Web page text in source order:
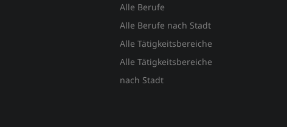
Alle Berufe
Alle Berufe nach Stadt
Alle Tätigkeitsbereiche
Alle Tätigkeitsbereiche
nach Stadt